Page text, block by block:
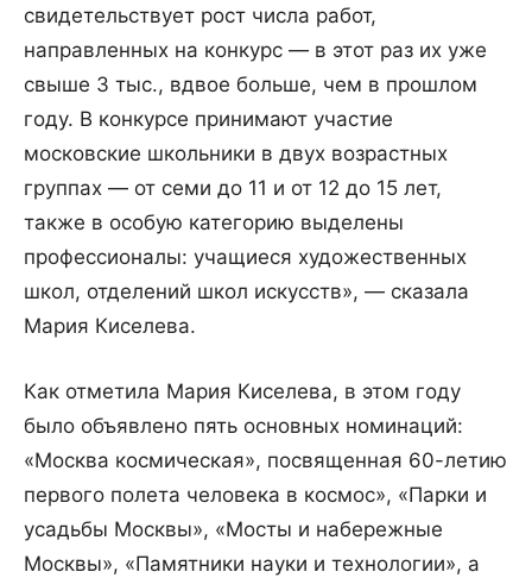
свидетельствует рост числа работ,
направленных на конкурс — в этот раз их уже
свыше 3 тыс., вдвое больше, чем в прошлом
году. В конкурсе принимают участие
московские школьники в двух возрастных
группах — от семи до 11 и от 12 до 15 лет,
также в особую категорию выделены
профессионалы: учащиеся художественных
школ, отделений школ искусств», — сказала
Мария Киселева.
Как отметила Мария Киселева, в этом году
было объявлено пять основных номинаций:
«Москва космическая», посвященная 60-летию
первого полета человека в космос», «Парки и
усадьбы Москвы», «Мосты и набережные
Москвы», «Памятники науки и технологии», а